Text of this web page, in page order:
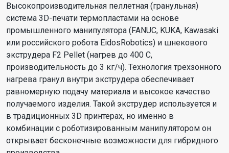
Высокопроизводительная пеллетная (гранульная)
система 3D-печати термопластами на основе
промышленного манипулятора (FANUC, KUKA, Kawasaki
или российского робота EidosRobotics) и шнекового
экструдера F2 Pellet (нагрев до 400 C,
производительность до 3 кг/ч). Технология трехзонного
нагрева гранул внутри экструдера обеспечивает
равномерную подачу материала и высокое качество
получаемого изделия. Такой экструдер используется и
в традиционных 3D принтерах, но именно в
комбинации с роботизированным манипулятором он
открывает бесконечные возможности для гибридного